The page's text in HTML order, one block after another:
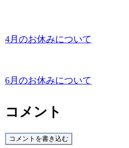
4月のお休みについて
6月のお休みについて
コメント
コメントを書き込む